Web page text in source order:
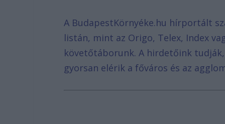
A BudapestKörnyéke.hu hírportált
listán, mint az Origo, Telex, Index
követőtáborunk. A hirdetőink
gyorsan elérik a főváros és az